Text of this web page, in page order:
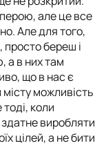
але це все
Але для того,
просто береш і
а в них там
що в нас є
можливість
коли
виробляти
цілей, а не бити